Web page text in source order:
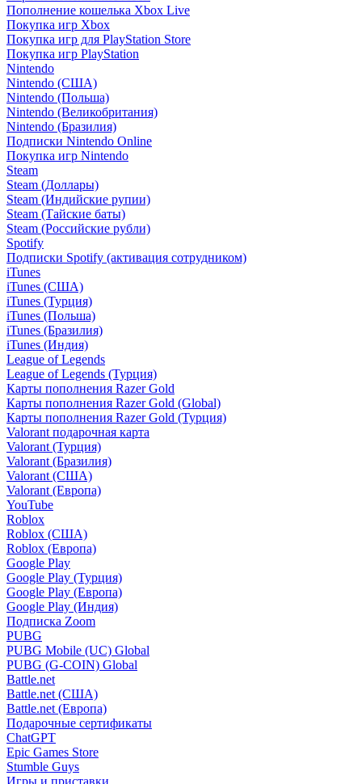
Пополнение кошелька Xbox Live
Покупка игр Xbox
Покупка игр для PlayStation Store
Покупка игр PlayStation
Nintendo
Nintendo (США)
Nintendo (Польша)
Nintendo (Великобритания)
Nintendo (Бразилия)
Подписки Nintendo Online
Покупка игр Nintendo
Steam
Steam (Доллары)
Steam (Индийские рупии)
Steam (Тайские баты)
Steam (Российские рубли)
Spotify
Подписки Spotify (активация сотрудником)
iTunes
iTunes (США)
iTunes (Турция)
iTunes (Польша)
iTunes (Бразилия)
iTunes (Индия)
League of Legends
League of Legends (Турция)
Карты пополнения Razer Gold
Карты пополнения Razer Gold (Global)
Карты пополнения Razer Gold (Турция)
Valorant подарочная карта
Valorant (Турция)
Valorant (Бразилия)
Valorant (США)
Valorant (Европа)
YouTube
Roblox
Roblox (США)
Roblox (Европа)
Google Play
Google Play (Турция)
Google Play (Европа)
Google Play (Индия)
Подписка Zoom
PUBG
PUBG Mobile (UC) Global
PUBG (G-COIN) Global
Battle.net
Battle.net (США)
Battle.net (Европа)
Подарочные сертификаты
ChatGPT
Epic Games Store
Stumble Guys
Игры и приставки